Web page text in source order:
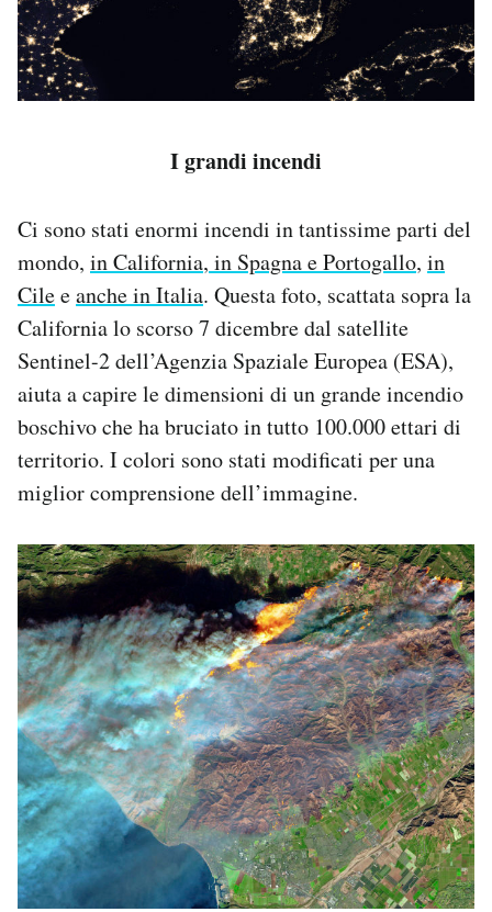
I grandi incendi
Ci sono stati enormi incendi in tantissime parti del
mondo, in California, in Spagna e Portogallo, in
Cileeanche in Italia. Questa foto, scattata sopra la
California lo scorso 7 dicembre dal satellite
Sentinel-2 dell’Agenzia Spaziale Europea (ESA),
aiuta a capire le dimensioni di un grande incendio
boschivo che ha bruciato in tutto 100.000 ettari di
territorio. I colori sono stati modificati per una
miglior comprensione dell’immagine.